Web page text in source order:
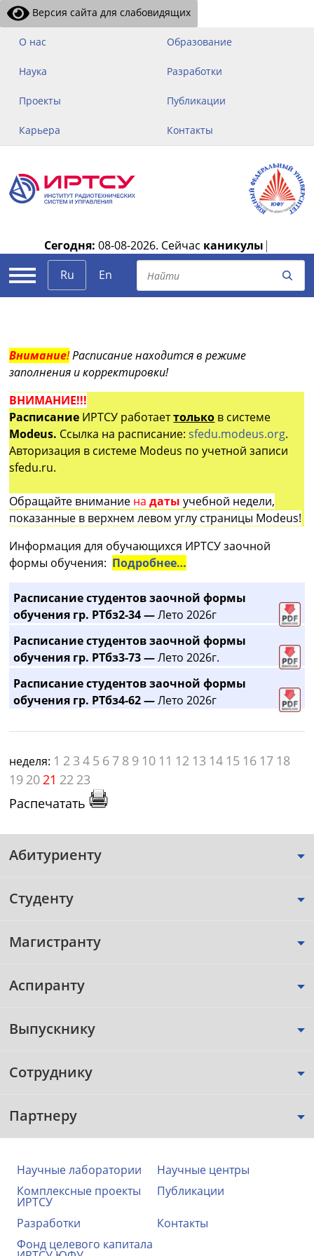
Версия сайта для слабовидящих
О нас Образование
Наука Разработки
Проекты Публикации
Карьера Контакты
Сегодня: 08-08-2026. Сейчас каникулы |
Ru
En
Внимание!Расписание находится в режиме
заполнения и корректировки!
ВНИМАНИЕ!!!
Расписание ИРТСУ работаеттолько в системе
Modeus. Ссылка на расписание:sfedu.modeus.org.
Авторизация в системе Modeus по учетной записи
sfedu.ru.
Обращайте внимание на датыучебной недели,
показанные в верхнем левом углу страницы Modeus!
Информация для обучающихся ИРТСУ заочной
формы обучения: Подробнее…
Расписание студентов заочной формы
обучения гр. РТбз2-34 —Лето 2026г
Расписание студентов заочной формы
обучения гр. РТбз3-73 —Лето 2026г.
Расписание студентов заочной формы
обучения гр. РТбз4-62 —Лето 2026г
неделя: 1 2 3 4 5 6 7 8 9 10 11 12 13 14 15 16 17 18
19 2021 22 23
Распечатать
Абитуриенту
Студенту
Магистранту
Аспиранту
Выпускнику
Сотруднику
Партнеру
Научные лаборатории
Научные центры
Комплексные проекты
ИРТСУ
Публикации
Разработки
Контакты
Фонд целевого капитала